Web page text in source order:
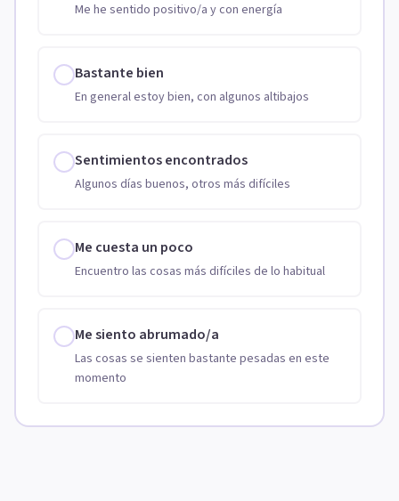
Me he sentido positivo/a y con energía
Bastante bien
En general estoy bien, con algunos altibajos
Sentimientos encontrados
Algunos días buenos, otros más difíciles
Me cuesta un poco
Encuentro las cosas más difíciles de lo habitual
Me siento abrumado/a
Las cosas se sienten bastante pesadas en este
momento